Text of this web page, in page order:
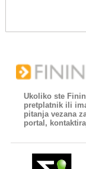
Ukoliko ste
pretplatnik ili
pitanja vezana
portal,